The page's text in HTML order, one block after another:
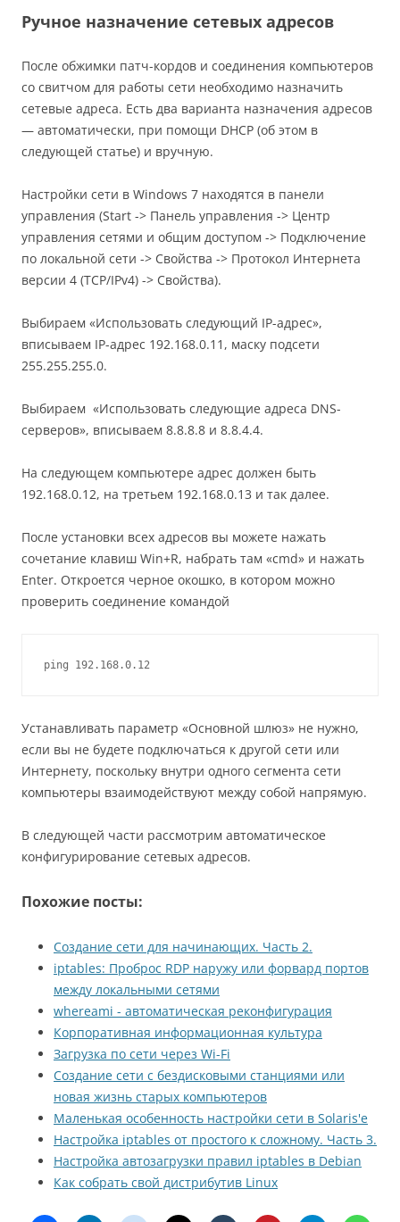
Ручное назначение сетевых адресов
После обжимки патч-кордов и соединения компьютеров
со свитчом для работы сети необходимо назначить
сетевые адреса. Есть два варианта назначения адресов
— автоматически, при помощи DHCP (об этом в
следующей статье) и вручную.
Настройки сети в Windows 7 находятся в панели
управления (Start -> Панель управления -> Центр
управления сетями и общим доступом -> Подключение
по локальной сети -> Свойства -> Протокол Интернета
версии 4 (TCP/IPv4) -> Свойства).
Выбираем «Использовать следующий IP-адрес»,
вписываем IP-адрес 192.168.0.11, маску подсети
255.255.255.0.
Выбираем «Использовать следующие адреса DNS-
серверов», вписываем 8.8.8.8 и 8.8.4.4.
На следующем компьютере адрес должен быть
192.168.0.12, на третьем 192.168.0.13 и так далее.
После установки всех адресов вы можете нажать
сочетание клавиш Win+R, набрать там «cmd» и нажать
Enter. Откроется черное окошко, в котором можно
проверить соединение командой
ping 192.168.0.12
Устанавливать параметр «Основной шлюз» не нужно,
если вы не будете подключаться к другой сети или
Интернету, поскольку внутри одного сегмента сети
компьютеры взаимодействуют между собой напрямую.
В следующей части рассмотрим автоматическое
конфигурирование сетевых адресов.
Похожие посты:
Создание сети для начинающих. Часть 2.
iptables: Проброс RDP наружу или форвард портов
между локальными сетями
whereami - автоматическая реконфигурация
Корпоративная информационная культура
Загрузка по сети через Wi-Fi
Создание сети с бездисковыми станциями или
новая жизнь старых компьютеров
Маленькая особенность настройки сети в Solaris'е
Настройка iptables от простого к сложному. Часть 3.
Настройка автозагрузки правил iptables в Debian
Как собрать свой дистрибутив Linux